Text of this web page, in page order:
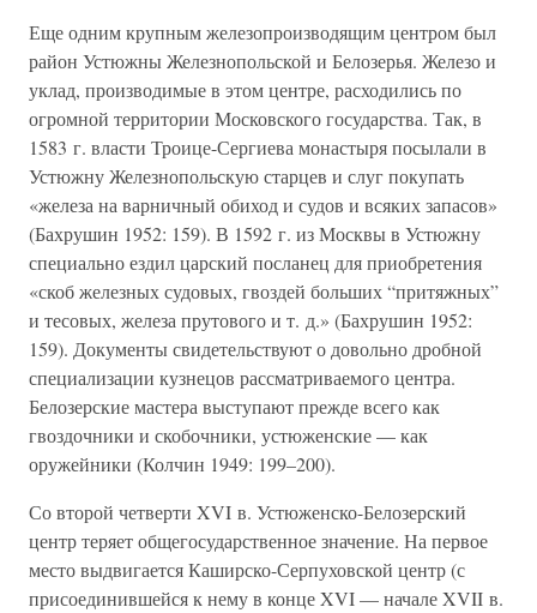
Еще одним крупным железопроизводящим центром был
район Устюжны Железнопольской и Белозерья. Железо и
уклад, производимые в этом центре, расходились по
огромной территории Московского государства. Так, в
1583 г. власти Троице-Сергиева монастыря посылали в
Устюжну Железнопольскую старцев и слуг покупать
«железа на варничный обиход и судов и всяких запасов»
(Бахрушин 1952: 159). В 1592 г. из Москвы в Устюжну
специально ездил царский посланец для приобретения
«скоб железных судовых, гвоздей больших “притяжных”
и тесовых, железа прутового и т. д.» (Бахрушин 1952:
159). Документы свидетельствуют о довольно дробной
специализации кузнецов рассматриваемого центра.
Белозерские мастера выступают прежде всего как
гвоздочники и скобочники, устюженские — как
оружейники (Колчин 1949: 199–200).
Со второй четверти XVI в. Устюженско-Белозерский
центр теряет общегосударственное значение. На первое
место выдвигается Каширско-Серпуховской центр (с
присоединившейся к нему в конце XVI — начале XVII в.